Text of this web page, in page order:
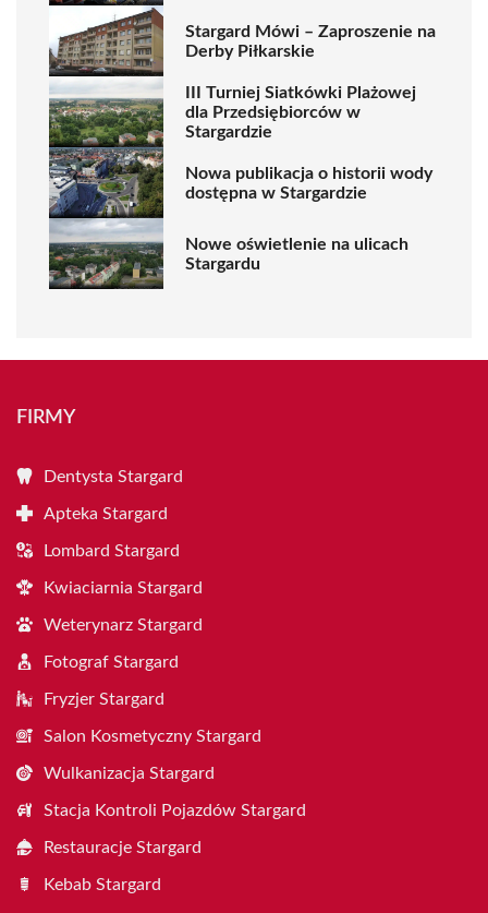
Stargard Mówi – Zaproszenie na
Derby Piłkarskie
III Turniej Siatkówki Plażowej
dla Przedsiębiorców w
Stargardzie
Nowa publikacja o historii wody
dostępna w Stargardzie
Nowe oświetlenie na ulicach
Stargardu
FIRMY
Dentysta Stargard
Apteka Stargard
Lombard Stargard
Kwiaciarnia Stargard
Weterynarz Stargard
Fotograf Stargard
Fryzjer Stargard
Salon Kosmetyczny Stargard
Wulkanizacja Stargard
Stacja Kontroli Pojazdów Stargard
Restauracje Stargard
Kebab Stargard